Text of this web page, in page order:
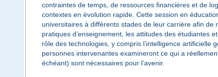
contraintes de temps, de ressources financières et de
contextes en évolution rapide. Cette session en
universitaires à différents stades de leur carrière afin
pratiques d’enseignement, les attitudes des étudiantes
rôle des technologies, y compris l’intelligence
personnes intervenantes examineront ce qui a
échéant) sont nécessaires pour l’avenir.